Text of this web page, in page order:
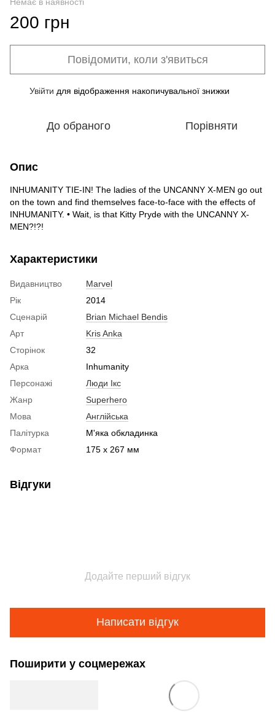
200 грн
Повідомити, коли з'явиться
Увійти для відображення накопичувальної знижки
До обраного Порівняти
Опис
INHUMANITY TIE-IN! The ladies of the UNCANNY X-MEN go out
on the town and find themselves face-to-face with the effects of
INHUMANITY. • Wait, is that Kitty Pryde with the UNCANNY X-
MEN?!?!
Характеристики
Видавництво
Marvel
Рік
2014
Сценарій
Brian Michael Bendis
Арт
Kris Anka
Сторінок
32
Арка
Inhumanity
Персонажі
Люди Ікс
Жанр
Superhero
Мова
Англійська
Палітурка
М'яка обкладинка
Формат
175 x 267 мм
Відгуки
Додайте перший відгук
Написати відгук
Поширити у соцмережах